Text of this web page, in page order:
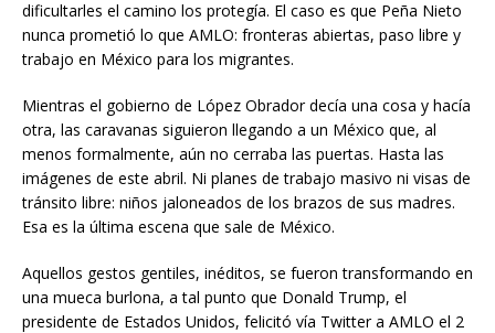
dificultarles el camino los protegía. El caso es que Peña Nieto
nunca prometió lo que AMLO: fronteras abiertas, paso libre y
trabajo en México para los migrantes.
Mientras el gobierno de López Obrador decía una cosa y hacía
otra, las caravanas siguieron llegando a un México que, al
menos formalmente, aún no cerraba las puertas. Hasta las
imágenes de este abril. Ni planes de trabajo masivo ni visas de
tránsito libre: niños jaloneados de los brazos de sus madres.
Esa es la última escena que sale de México.
Aquellos gestos gentiles, inéditos, se fueron transformando en
una mueca burlona, a tal punto que Donald Trump, el
presidente de Estados Unidos, felicitó vía Twitter a AMLO el 2